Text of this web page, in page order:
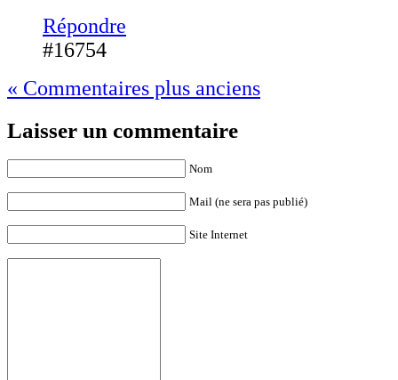
Répondre
#16754
« Commentaires plus anciens
Laisser un commentaire
Nom
Mail (ne sera pas publié)
Site Internet